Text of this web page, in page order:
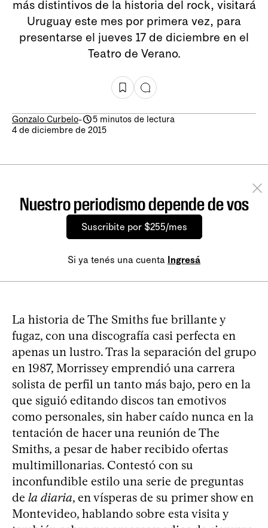
más distintivos de la historia del rock, visitará
Uruguay este mes por primera vez, para
presentarse el jueves 17 de diciembre en el
Teatro de Verano.
Gonzalo Curbelo-
5 minutos de lectura
4 de diciembre de 2015
Nuestro periodismo depende de vos
Suscribite por $255/mes
Si ya tenés una cuenta Ingresá
La historia de The Smiths fue brillante y
fugaz, con una discografía casi perfecta en
apenas un lustro. Tras la separación del grupo
en 1987, Morrissey emprendió una carrera
solista de perfil un tanto más bajo, pero en la
que siguió editando discos tan emotivos
como personales, sin haber caído nunca en la
tentación de hacer una reunión de The
Smiths, a pesar de haber recibido ofertas
multimillonarias. Contestó con su
inconfundible estilo una serie de preguntas
de la diaria, en vísperas de su primer show en
Montevideo, hablando sobre esta visita y